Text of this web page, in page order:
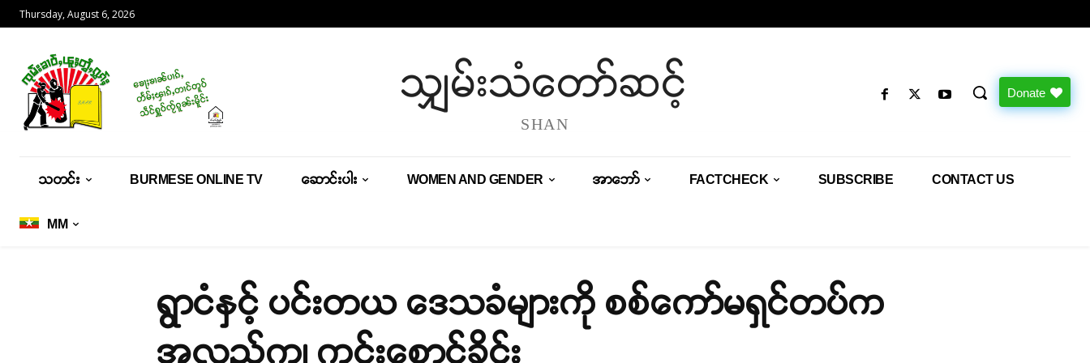
Thursday, August 6, 2026
သျှမ်းသံတော်ဆင့်
SHAN
Donate
သတင်း BURMESE ONLINE TV ဆောင်းပါး WOMEN AND GENDER အာဘော် FACTCHECK SUBSCRIBE CONTACT US
MM
ရွာငံနှင့် ပင်းတယ ဒေသခံများကို စစ်ကော်မရှင်တပ်က
အလှည့်ကျ ကင်းစောင့်ခိုင်း